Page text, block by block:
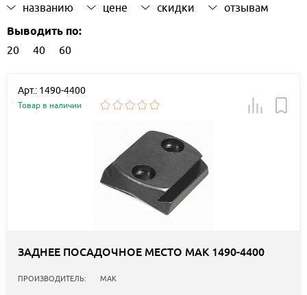
названию цене скидки отзывам
Выводить по:
20 40 60
Арт.: 1490-4400
Товар в наличии
ЗАДНЕЕ ПОСАДОЧНОЕ МЕСТО MAK 1490-4400
ПРОИЗВОДИТЕЛЬ: MAK